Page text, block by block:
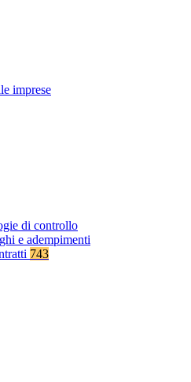
imprese
di controllo
e adempimenti
743